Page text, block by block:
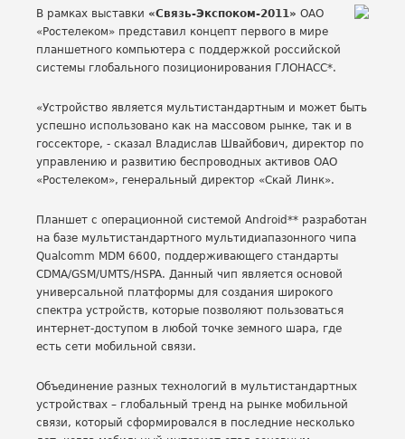
В рамках выставки «Связь-Экспоком-2011» ОАО
«Ростелеком» представил концепт первого в мире
планшетного компьютера c поддержкой российской
системы глобального позиционирования ГЛОНАСС*.
«Устройство является мультистандартным и может быть
успешно использовано как на массовом рынке, так и в
госсекторе, - сказал Владислав Швайбович, директор по
управлению и развитию беспроводных активов ОАО
«Ростелеком», генеральный директор «Скай Линк».
Планшет с операционной системой Android** разработан
на базе мультистандартного мультидиапазонного чипа
Qualcomm MDM 6600, поддерживающего стандарты
CDMA/GSM/UMTS/HSPA. Данный чип является основой
универсальной платформы для создания широкого
спектра устройств, которые позволяют пользоваться
интернет-доступом в любой точке земного шара, где
есть сети мобильной связи.
Объединение разных технологий в мультистандартных
устройствах – глобальный тренд на рынке мобильной
связи, который сформировался в последние несколько